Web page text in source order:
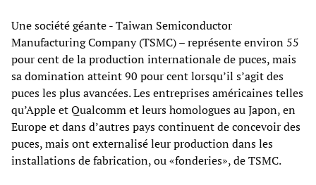
Une société géante - Taiwan Semiconductor
Manufacturing Company (TSMC) – représente environ 55
pour cent de la production internationale de puces, mais
sa domination atteint 90 pour cent lorsqu’il s’agit des
puces les plus avancées. Les entreprises américaines telles
qu’Apple et Qualcomm et leurs homologues au Japon, en
Europe et dans d’autres pays continuent de concevoir des
puces, mais ont externalisé leur production dans les
installations de fabrication, ou «fonderies», de TSMC.